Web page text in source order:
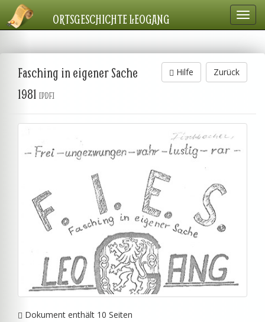
ORTSGESCHICHTE LEOGANG
Zurück
Hilfe
Fasching in eigener Sache
1981 [PDF]
Dokument enthält 10 Seiten